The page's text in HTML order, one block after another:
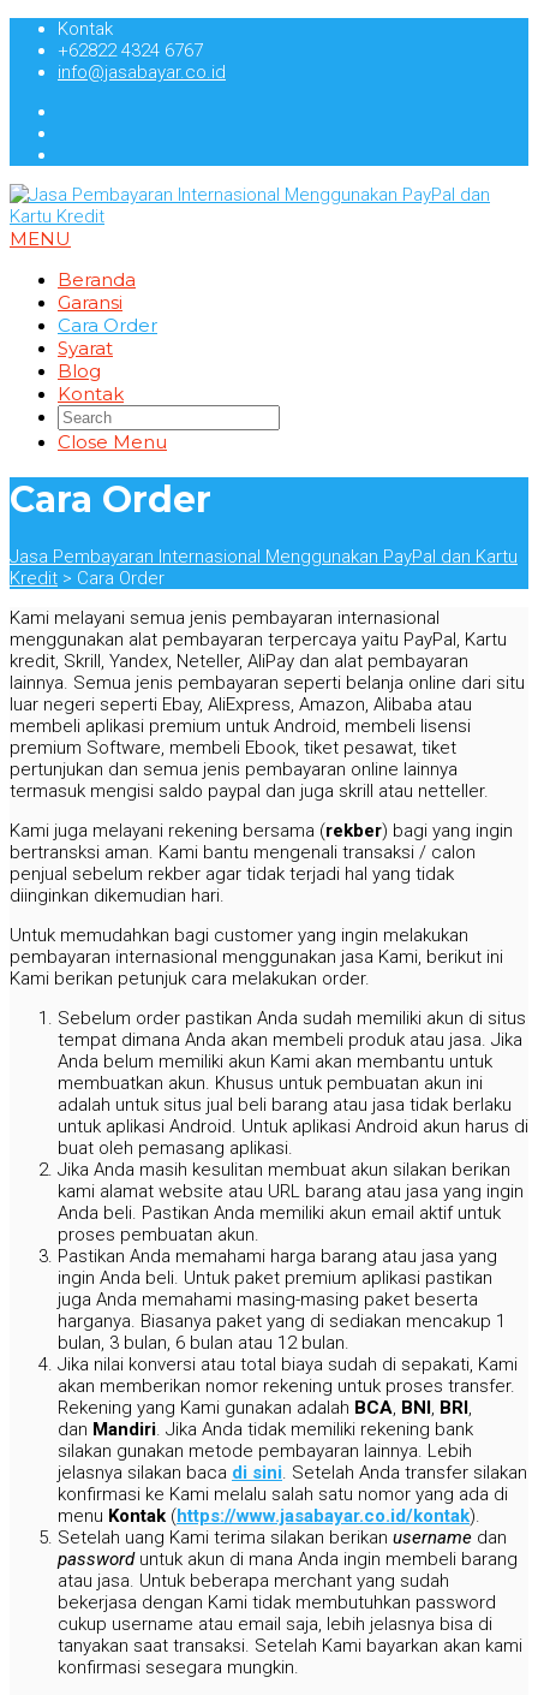
Skip
content
Kontak
+62822 4324 6767
info@jasabayar.co.id
MENU
Beranda
Garansi
Cara Order
Syarat
Blog
Kontak
Close Menu
Cara Order
Jasa Pembayaran Internasional Menggunakan PayPal dan Kartu
Kredit > Cara Order
Cara
Order
Kami melayani semua jenis pembayaran internasional
menggunakan alat pembayaran terpercaya yaitu PayPal, Kartu
kredit, Skrill, Yandex, Neteller, AliPay dan alat pembayaran
lainnya. Semua jenis pembayaran seperti belanja online dari situ
luar negeri seperti Ebay, AliExpress, Amazon, Alibaba atau
membeli aplikasi premium untuk Android, membeli lisensi
premium Software, membeli Ebook, tiket pesawat, tiket
pertunjukan dan semua jenis pembayaran online lainnya
termasuk mengisi saldo paypal dan juga skrill atau netteller.
Kami juga melayani rekening bersama (rekber) bagi yang ingin
bertransksi aman. Kami bantu mengenali transaksi / calon
penjual sebelum rekber agar tidak terjadi hal yang tidak
diinginkan dikemudian hari.
Untuk memudahkan bagi customer yang ingin melakukan
pembayaran internasional menggunakan jasa Kami, berikut ini
Kami berikan petunjuk cara melakukan order.
Sebelum order pastikan Anda sudah memiliki akun di situs
tempat dimana Anda akan membeli produk atau jasa. Jika
Anda belum memiliki akun Kami akan membantu untuk
membuatkan akun. Khusus untuk pembuatan akun ini
adalah untuk situs jual beli barang atau jasa tidak berlaku
untuk aplikasi Android. Untuk aplikasi Android akun harus di
buat oleh pemasang aplikasi.
Jika Anda masih kesulitan membuat akun silakan berikan
kami alamat website atau URL barang atau jasa yang ingin
Anda beli. Pastikan Anda memiliki akun email aktif untuk
proses pembuatan akun.
Pastikan Anda memahami harga barang atau jasa yang
ingin Anda beli. Untuk paket premium aplikasi pastikan
juga Anda memahami masing-masing paket beserta
harganya. Biasanya paket yang di sediakan mencakup 1
bulan, 3 bulan, 6 bulan atau 12 bulan.
Jika nilai konversi atau total biaya sudah di sepakati, Kami
akan memberikan nomor rekening untuk proses transfer.
Rekening yang Kami gunakan adalah BCA, BNI, BRI,
dan Mandiri. Jika Anda tidak memiliki rekening bank
silakan gunakan metode pembayaran lainnya. Lebih
jelasnya silakan baca di sini. Setelah Anda transfer silakan
konfirmasi ke Kami melalu salah satu nomor yang ada di
menu Kontak (https://www.jasabayar.co.id/kontak).
Setelah uang Kami terima silakan berikan username dan
passworduntuk akun di mana Anda ingin membeli barang
atau jasa. Untuk beberapa merchant yang sudah
bekerjasa dengan Kami tidak membutuhkan password
cukup username atau email saja, lebih jelasnya bisa di
tanyakan saat transaksi. Setelah Kami bayarkan akan kami
konfirmasi sesegara mungkin.